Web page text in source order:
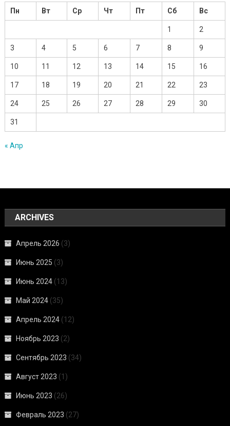
Пн
Вт Ср Чт Пт Сб Вс
1 2
3 4 5 6 7 8 9
10 11 12 13 14 15 16
17 18 19 20 21 22 23
24 25 26 27 28 29 30
31
« Апр
ARCHIVES
Апрель 2026 (3)
Июнь 2025 (3)
Июнь 2024 (13)
Май 2024 (35)
Апрель 2024 (12)
Ноябрь 2023 (2)
Сентябрь 2023 (34)
Август 2023 (1)
Июнь 2023 (26)
Февраль 2023 (27)